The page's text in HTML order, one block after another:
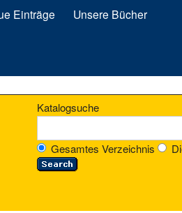
Einträge Unsere Bücher
Katalogsuche
Gesamtes Verzeichnis